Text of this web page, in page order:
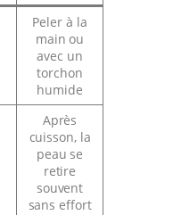
Peler à la
main ou
avec un
torchon
humide
Après
cuisson, la
peau se
retire
souvent
sans effort